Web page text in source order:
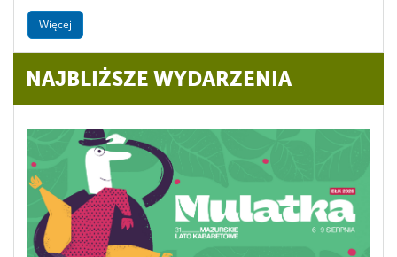
Więcej
NAJBLIŻSZE WYDARZENIA